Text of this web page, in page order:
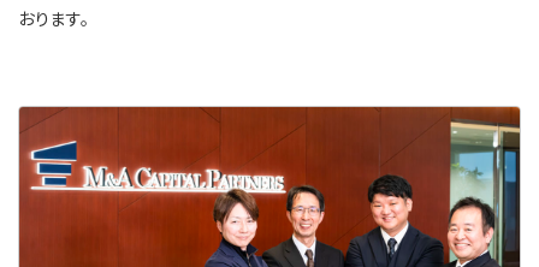
おります。